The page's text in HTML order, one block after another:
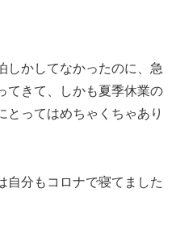
しかしてなかったのに、急
てきて、しかも夏季休業の
とってはめちゃくちゃあり
自分もコロナで寝てました